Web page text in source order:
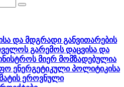
და მდგრადი განვითარების
გარემოს დაცვისა და
მიერ მომზადებულია
ენერგეტიკული პოლიტიკისა
ეროვნული